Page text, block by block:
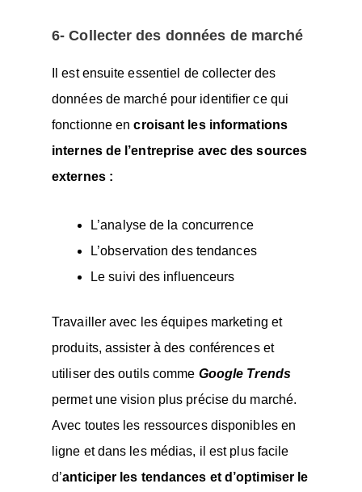
6- Collecter des données de marché
Il est ensuite essentiel de collecter des
données de marché pour identifier ce qui
fonctionne encroisant les informations
internes de l’entreprise avec des sources
externes :
L’analyse de la concurrence
L’observation des tendances
Le suivi des influenceurs
Travailler avec les équipes marketing et
produits, assister à des conférences et
utiliser des outils comme Google Trends
permet une vision plus précise du marché.
Avec toutes les ressources disponibles en
ligne et dans les médias, il est plus facile
d’anticiper les tendances et d’optimiser le